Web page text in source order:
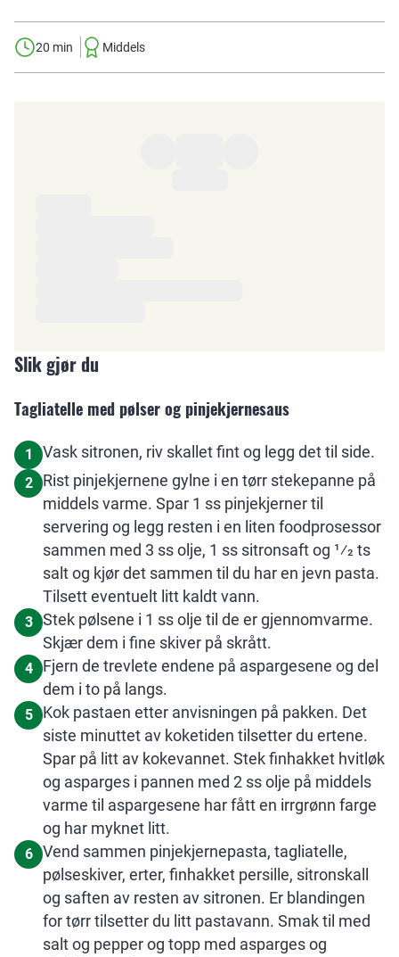
20 min Middels
Slik gjør du
Tagliatelle med pølser og pinjekjernesaus
1 Vask sitronen, riv skallet fint og legg det til side.
2
Rist pinjekjernene gylne i en tørr stekepanne på
middels varme. Spar 1 ss pinjekjerner til
servering og legg resten i en liten foodprosessor
sammen med 3 ss olje, 1 ss sitronsaft og 1⁄2 ts
salt og kjør det sammen til du har en jevn pasta.
Tilsett eventuelt litt kaldt vann.
3
Stek pølsene i 1 ss olje til de er gjennomvarme.
Skjær dem i fine skiver på skrått.
4
Fjern de trevlete endene på aspargesene og del
dem i to på langs.
5
Kok pastaen etter anvisningen på pakken. Det
siste minuttet av koketiden tilsetter du ertene.
Spar på litt av kokevannet. Stek finhakket hvitløk
og asparges i pannen med 2 ss olje på middels
varme til aspargesene har fått en irrgrønn farge
og har myknet litt.
6
Vend sammen pinjekjernepasta, tagliatelle,
pølseskiver, erter, finhakket persille, sitronskall
og saften av resten av sitronen. Er blandingen
for tørr tilsetter du litt pastavann. Smak til med
salt og pepper og topp med asparges og